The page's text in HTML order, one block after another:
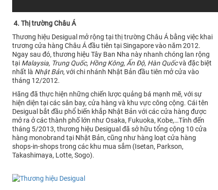
4. Thị trường Châu Á
Thương hiệu Desigual mở rộng tại thị trường Châu Á bằng việc khai
trương cửa hàng Châu Á đầu tiên tại Singapore vào năm 2012.
Ngay sau đó, thương hiệu Tây Ban Nha này nhanh chóng lan rộng
tại Malaysia, Trung Quốc, Hồng Kông, Ấn Độ, Hàn Quốcvà đặc biệt
nhất là Nhật Bản, với chi nhánh Nhật Bản đầu tiên mở cửa vào
tháng 12/2012.
Hãng đã thực hiện những chiến lược quảng bá mạnh mẽ, với sự
hiện diện tại các sân bay, cửa hàng và khu vực công cộng. Cái tên
Desigual bắt đầu phổ biến khắp Nhật Bản với các cửa hàng được
mở ra ở các thành phố lớn như Osaka, Fukuoka, Kobe,…Tính đến
tháng 5/2013, thương hiệu Desigual đã sở hữu tổng cộng 10 cửa
hàng monobrand tại Nhật Bản, cũng như hàng loạt cửa hàng
shops-in-shops trong các khu mua sắm (Isetan, Parkson,
Takashimaya, Lotte, Sogo).